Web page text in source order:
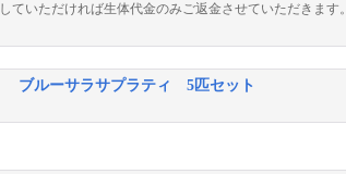
ていただければ生体代金のみご返金させていただきます。
ブルーサラサプラティ 5匹セット